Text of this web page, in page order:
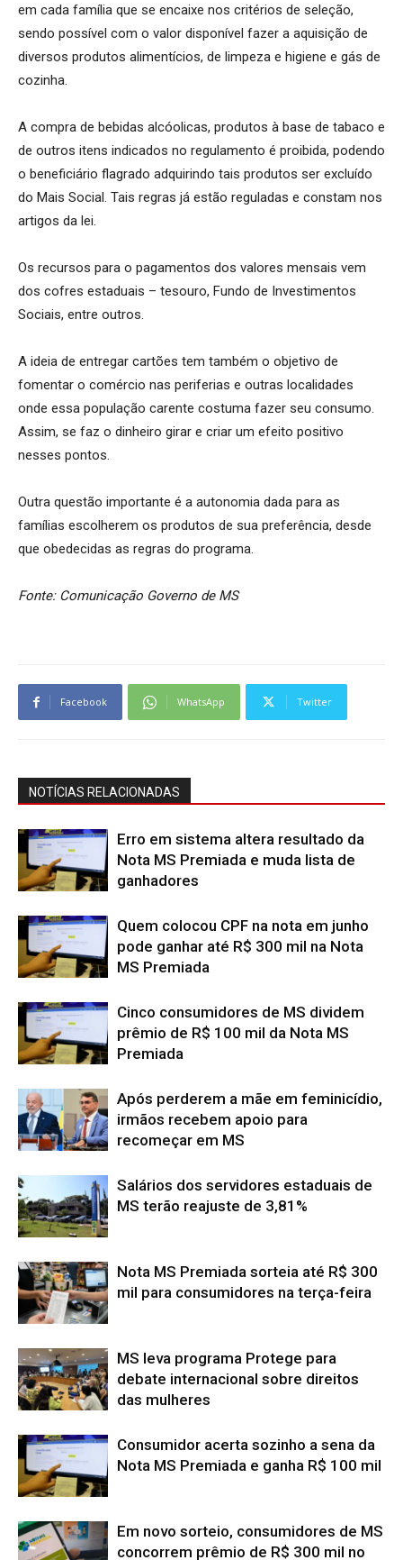
em cada família que se encaixe nos critérios de seleção,
sendo possível com o valor disponível fazer a aquisição de
diversos produtos alimentícios, de limpeza e higiene e gás de
cozinha.
A compra de bebidas alcóolicas, produtos à base de tabaco e
de outros itens indicados no regulamento é proibida, podendo
o beneficiário flagrado adquirindo tais produtos ser excluído
do Mais Social. Tais regras já estão reguladas e constam nos
artigos da lei.
Os recursos para o pagamentos dos valores mensais vem
dos cofres estaduais – tesouro, Fundo de Investimentos
Sociais, entre outros.
A ideia de entregar cartões tem também o objetivo de
fomentar o comércio nas periferias e outras localidades
onde essa população carente costuma fazer seu consumo.
Assim, se faz o dinheiro girar e criar um efeito positivo
nesses pontos.
Outra questão importante é a autonomia dada para as
famílias escolherem os produtos de sua preferência, desde
que obedecidas as regras do programa.
Fonte: Comunicação Governo de MS
Facebook WhatsApp Twitter
NOTÍCIAS RELACIONADAS
Erro em sistema altera resultado da
Nota MS Premiada e muda lista de
ganhadores
Quem colocou CPF na nota em junho
pode ganhar até R$ 300 mil na Nota
MS Premiada
Cinco consumidores de MS dividem
prêmio de R$ 100 mil da Nota MS
Premiada
Após perderem a mãe em feminicídio,
irmãos recebem apoio para
recomeçar em MS
Salários dos servidores estaduais de
MS terão reajuste de 3,81%
Nota MS Premiada sorteia até R$ 300
mil para consumidores na terça-feira
MS leva programa Protege para
debate internacional sobre direitos
das mulheres
Consumidor acerta sozinho a sena da
Nota MS Premiada e ganha R$ 100 mil
Em novo sorteio, consumidores de MS
concorrem prêmio de R$ 300 mil no